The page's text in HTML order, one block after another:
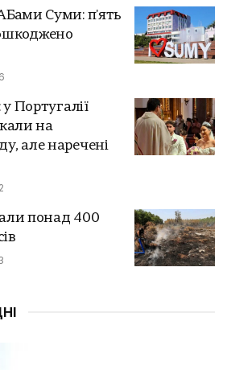
Суми: п'ять
Португалії
на
але наречені
понад 400